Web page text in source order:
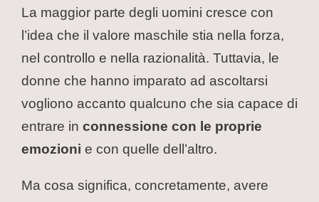
La maggior parte degli uomini cresce con
l’idea che il valore maschile stia nella forza,
nel controllo e nella razionalità. Tuttavia, le
donne che hanno imparato ad ascoltarsi
vogliono accanto qualcuno che sia capace di
entrare in connessione con le proprie
emozioni e con quelle dell’altro.
Ma cosa significa, concretamente, avere